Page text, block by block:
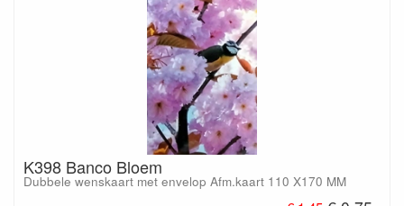
K398 Banco Bloem
Dubbele wenskaart met envelop Afm.kaart 110 X170 MM